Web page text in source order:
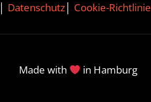
Datenschutz│ Cookie-Richtlinie
Made with in Hamburg